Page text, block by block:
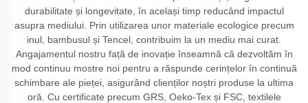
durabilitate și longevitate, în același timp reducând impactul
asupra mediului. Prin utilizarea unor materiale ecologice precum
inul, bambusul și Tencel, contribuim la un mediu mai curat.
Angajamentul nostru față de inovație înseamnă că dezvoltăm în
mod continuu mostre noi pentru a răspunde cerințelor în continuă
schimbare ale pieței, asigurând clienților noștri produse la ultima
oră. Cu certificate precum GRS, Oeko-Tex și FSC, textilele